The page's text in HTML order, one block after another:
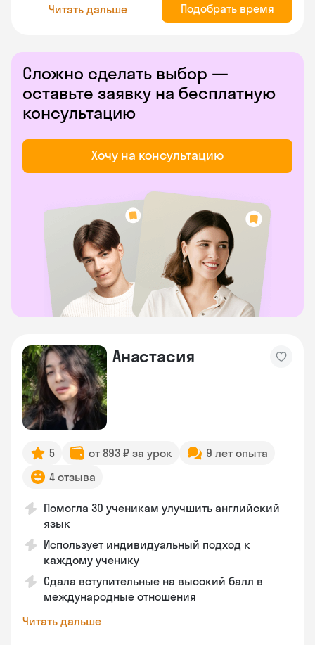
Читать дальше Подобрать время
Сложно сделать выбор —
оставьте заявку на бесплатную
консультацию
Хочу на консультацию
Анастасия
5 от 893 ₽ за урок
9 лет опыта
4 отзыва
Помогла 30 ученикам улучшить английский
язык
Использует индивидуальный подход к
каждому ученику
Сдала вступительные на высокий балл в
международные отношения
Читать дальше